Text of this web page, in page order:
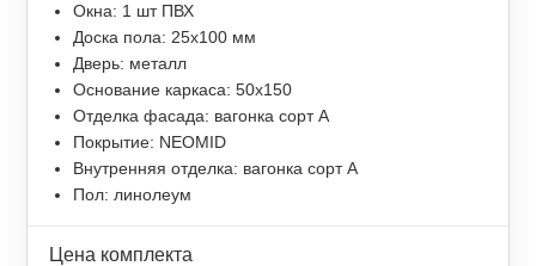
Окна: 1 шт ПВХ
Доска пола: 25х100 мм
Дверь: металл
Основание каркаса: 50х150
Отделка фасада: вагонка сорт А
Покрытие: NEOMID
Внутренняя отделка: вагонка сорт А
Пол: линолеум
Цена комплекта